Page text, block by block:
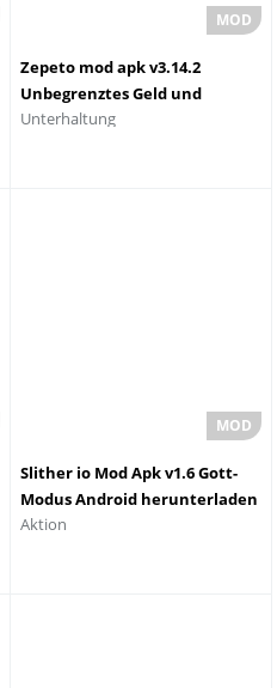
Zepeto mod apk v3.14.2
Unbegrenztes Geld und
Diamanten 2023
Unterhaltung
Slither io Mod Apk v1.6 Gott-
Modus Android herunterladen
Aktion